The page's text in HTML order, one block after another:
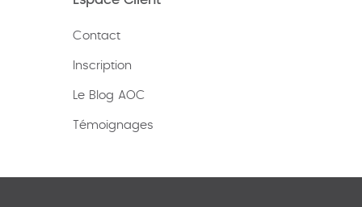
Contact
Inscription
Le Blog AOC
Témoignages